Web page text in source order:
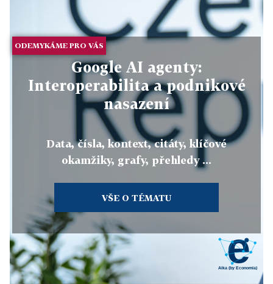
ODEMYKÁME PRO VÁS
Google AI agenty:
Interoperabilita a podnikové
nasazení
Data, čísla, kontext, citáty, klíčové
okamžiky, grafy, přehledy ...
VŠE O TÉMATU